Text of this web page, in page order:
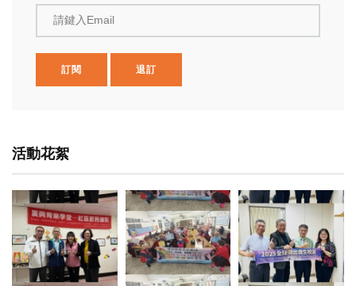
請鍵入Email
訂閱 退訂
活動花絮